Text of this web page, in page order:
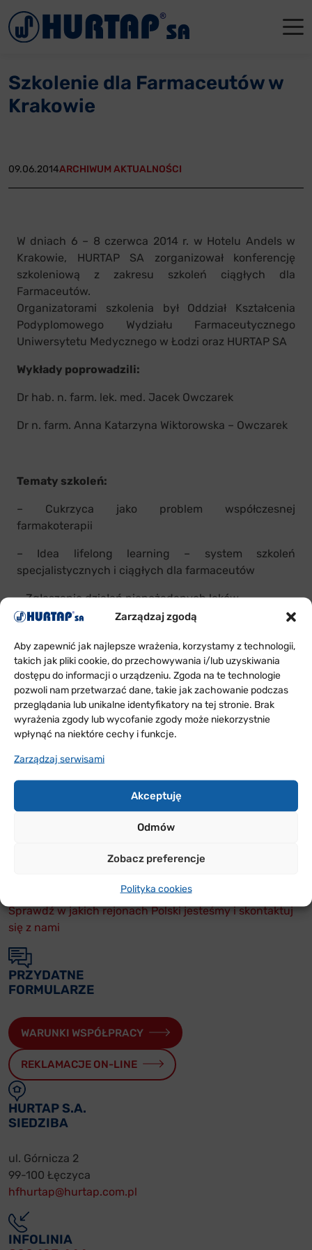
Zarządzaj zgodą
Aby zapewnić jak najlepsze wrażenia, korzystamy z technologii,
takich jak pliki cookie, do przechowywania i/lub uzyskiwania
dostępu do informacji o urządzeniu. Zgoda na te technologie
pozwoli nam przetwarzać dane, takie jak zachowanie podczas
przeglądania lub unikalne identyfikatory na tej stronie. Brak
wyrażenia zgody lub wycofanie zgody może niekorzystnie
wpłynąć na niektóre cechy i funkcje.
Zarządzaj serwisami
Akceptuję
Odmów
Zobacz preferencje
Polityka cookies
Szkolenie dla Farmaceutów w
Krakowie
09.06.2014ARCHIWUM AKTUALNOŚCI
W dniach 6 – 8 czerwca 2014 r. w Hotelu Andels w
Krakowie, HURTAP SA zorganizował konferencję
szkoleniową z zakresu szkoleń ciągłych dla
Farmaceutów.
Organizatorami szkolenia był Oddział Kształcenia
Podyplomowego Wydziału Farmaceutycznego
Uniwersytetu Medycznego w Łodzi oraz HURTAP SA
Wykłady poprowadzili:
Dr hab. n. farm. lek. med. Jacek Owczarek
Dr n. farm. Anna Katarzyna Wiktorowska – Owczarek
Tematy szkoleń:
– Cukrzyca jako problem współczesnej
farmakoterapii
– Idea lifelong learning – system szkoleń
specjalistycznych i ciągłych dla farmaceutów
– Zgłaszanie działań niepożądanych leków
– Problemy demograficzne współczesnego świata
W szkoleniu wzięło udział ponad dziewięćdziesięciu
Aptekarzy współpracujących z wszystkimi
oddziałami Hurtap SA.
Uczestnicy otrzymali certyfikaty wydane przez
Oddział Kształcenia Podyplomowego Wydziału
Łodzi potwierdzające zdobycie 8 punktów twardych
oraz 6 miękkich.
Sprawdź w jakich rejonach Polski jesteśmy i skontaktuj
się z nami
PRZYDATNE
FORMULARZE
WARUNKI WSPÓŁPRACY
REKLAMACJE ON-LINE
HURTAP S.A.
SIEDZIBA
ul. Górnicza 2
99-100 Łęczyca
hfhurtap@hurtap.com.pl
INFOLINIA
Menu
Aktualności
Reklamacje
Kontakt
Władze
Dla
Dla
Gdańsk